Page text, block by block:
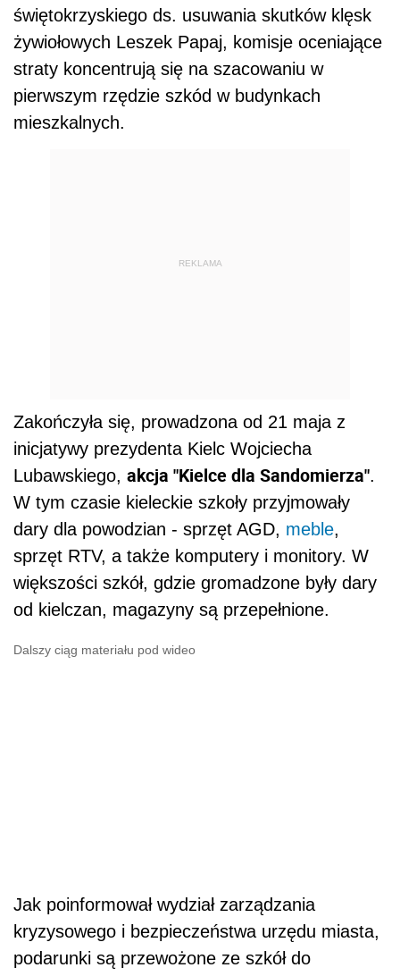
świętokrzyskiego ds. usuwania skutków klęsk
żywiołowych Leszek Papaj, komisje oceniające
straty koncentrują się na szacowaniu w
pierwszym rzędzie szkód w budynkach
mieszkalnych.
REKLAMA
Zakończyła się, prowadzona od 21 maja z
inicjatywy prezydenta Kielc Wojciecha
Lubawskiego, akcja "Kielce dla Sandomierza".
W tym czasie kieleckie szkoły przyjmowały
dary dla powodzian - sprzęt AGD, meble,
sprzęt RTV, a także komputery i monitory. W
większości szkół, gdzie gromadzone były dary
od kielczan, magazyny są przepełnione.
Dalszy ciąg materiału pod wideo
Jak poinformował wydział zarządzania
kryzysowego i bezpieczeństwa urzędu miasta,
podarunki są przewożone ze szkół do